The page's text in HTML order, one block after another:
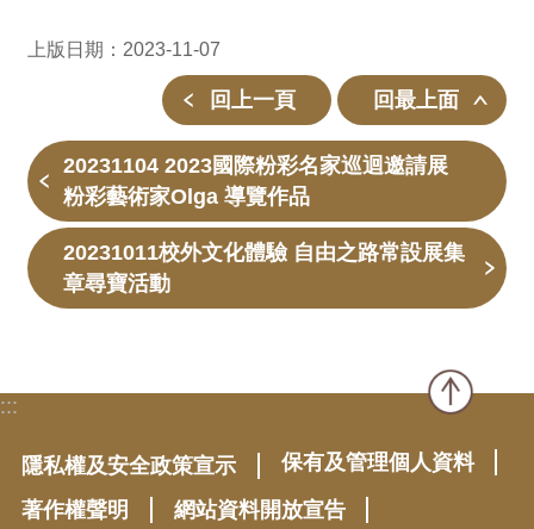
上版日期：2023-11-07
回上一頁 回最上面
20231104 2023國際粉彩名家巡迴邀請展
粉彩藝術家Olga 導覽作品
20231011校外文化體驗 自由之路常設展集
章尋寶活動
:::
隱私權及安全政策宣示
保有及管理個人資料
著作權聲明
網站資料開放宣告